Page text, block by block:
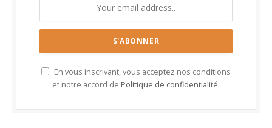
En vous inscrivant, vous acceptez nos conditions
et notre accord de Politique de confidentialité.